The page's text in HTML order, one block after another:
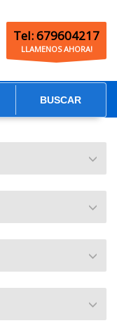
Tel: 679604217
LLAMENOS AHORA!
BUSCAR